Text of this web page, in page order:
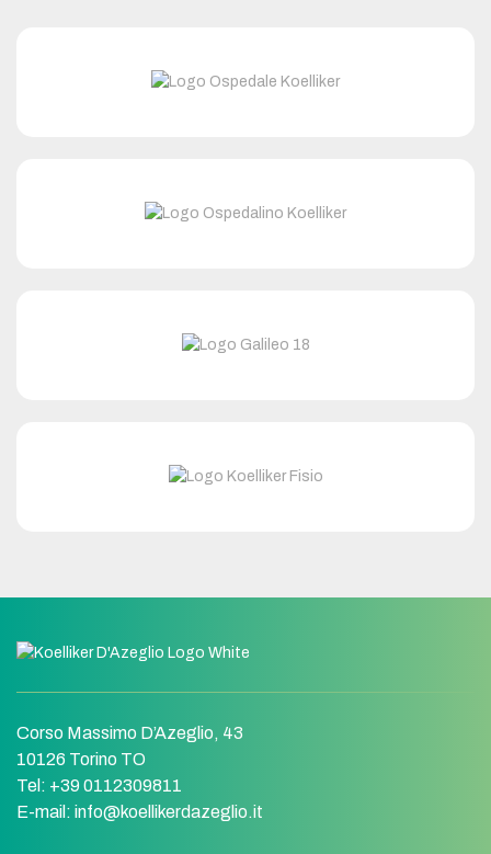
Corso Massimo D’Azeglio, 43
10126 Torino TO
Tel: +39 0112309811
E-mail: info@koellikerdazeglio.it